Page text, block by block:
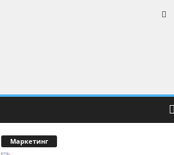
Маркетинг